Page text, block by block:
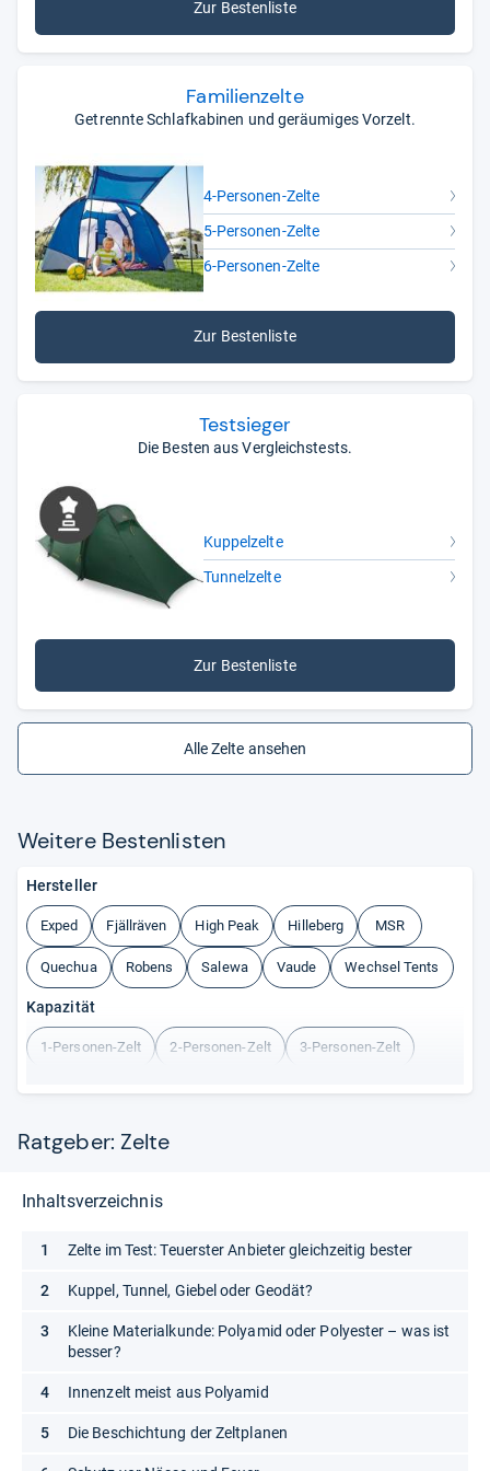
Zur Bestenliste
Fami­li­en­zelte
Getrennte Schlafkabinen und geräumiges Vorzelt.
4-Personen-Zelte
5-Personen-Zelte
6-Personen-Zelte
Zur Bestenliste
Testsieger
Die Besten aus Vergleichstests.
Kuppelzelte
Tunnelzelte
Zur Bestenliste
Alle Zelte ansehen
Wei­tere Bes­ten­lis­ten
Hersteller
Exped Fjällräven High Peak Hilleberg MSR
Quechua Robens Salewa Vaude Wechsel Tents
Kapazität
1-Personen-Zelt 2-Personen-Zelt 3-Personen-Zelt
Ratgeber: Zelte
Inhaltsverzeichnis
Zelte im Test: Teuerster Anbieter gleichzeitig bester
Kuppel, Tunnel, Giebel oder Geodät?
Kleine Materialkunde: Polyamid oder Polyester – was ist
besser?
Innenzelt meist aus Polyamid
Die Beschichtung der Zeltplanen